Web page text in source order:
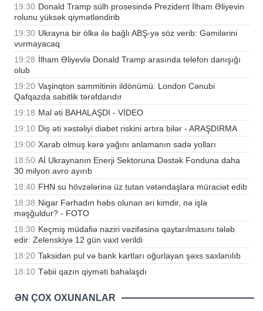
19:30 Donald Tramp sülh prosesində Prezident İlham Əliyevin
rolunu yüksək qiymətləndirib
19:30 Ukrayna bir ölkə ilə bağlı ABŞ-yə söz verib: Gəmilərini
vurmayacaq
19:28 İlham Əliyevlə Donald Tramp arasında telefon danışığı
olub
19:20 Vaşinqton sammitinin ildönümü: London Cənubi
Qafqazda sabitlik tərəfdarıdır
19:18 Mal əti BAHALAŞDI - VİDEO
19:10 Diş əti xəstəliyi diabet riskini artıra bilər - ARAŞDIRMA
19:00 Xarab olmuş kərə yağını anlamanın sadə yolları
18:50 Aİ Ukraynanın Enerji Sektoruna Dəstək Fonduna daha
30 milyon avro ayırıb
18:40 FHN su hövzələrinə üz tutan vətəndaşlara müraciət edib
18:38 Nigar Fərhadın həbs olunan əri kimdir, nə işlə
məşğuldur? - FOTO
18:30 Keçmiş müdafiə naziri vəzifəsinə qaytarılmasını tələb
edir: Zelenskiyə 12 gün vaxt verildi
18:20 Taksidən pul və bank kartları oğurlayan şəxs saxlanılıb
18:10 Təbii qazın qiyməti bahalaşdı
ƏN ÇOX OXUNANLAR